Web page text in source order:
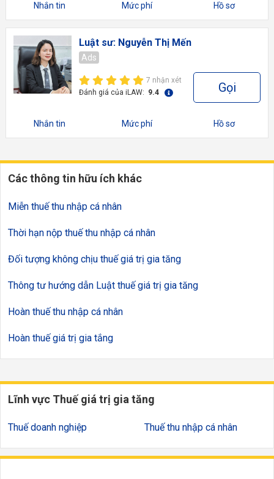
Nhắn tin Mức phí Hồ sơ
Luật sư: Nguyễn Thị Mến
Ads
7 nhận xét
Đánh giá của iLAW: 9.4 Gọi
Nhắn tin Mức phí Hồ sơ
Các thông tin hữu ích khác
Miễn thuế thu nhập cá nhân
Thời hạn nộp thuế thu nhập cá nhân
Đối tượng không chịu thuế giá trị gia tăng
Thông tư hướng dẫn Luật thuế giá trị gia tăng
Hoàn thuế thu nhập cá nhân
Hoàn thuế giá trị gia tắng
Lĩnh vực Thuế giá trị gia tăng
Thuế doanh nghiệp Thuế thu nhập cá nhân